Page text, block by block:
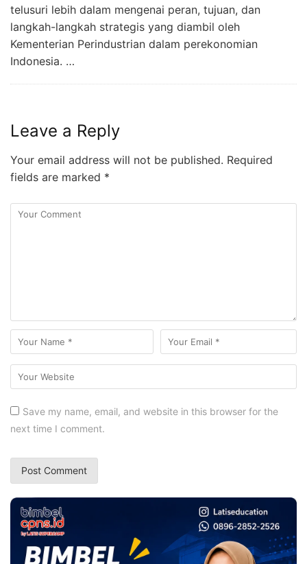
telusuri lebih dalam mengenai peran, tujuan, dan
langkah-langkah strategis yang diambil oleh
Kementerian Perindustrian dalam perekonomian
Indonesia. …
Leave a Reply
Your email address will not be published. Required
fields are marked *
Save my name, email, and website in this browser for the
next time I comment.